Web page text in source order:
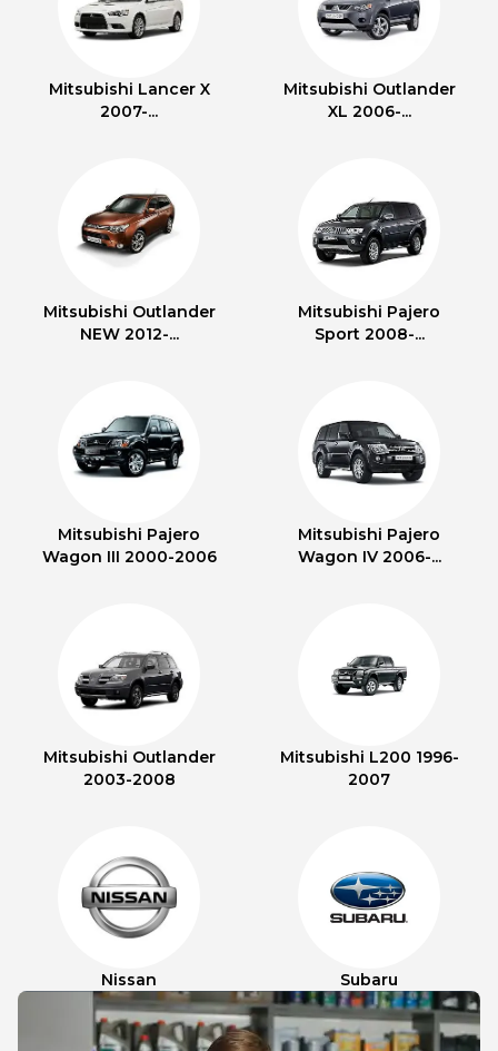
Mitsubishi Lancer X
2007-...
Mitsubishi Outlander
XL 2006-...
Mitsubishi Outlander
NEW 2012-...
Mitsubishi Pajero
Sport 2008-...
Mitsubishi Pajero
Wagon III 2000-2006
Mitsubishi Pajero
Wagon IV 2006-...
Mitsubishi Outlander
2003-2008
Mitsubishi L200 1996-
2007
Nissan Subaru